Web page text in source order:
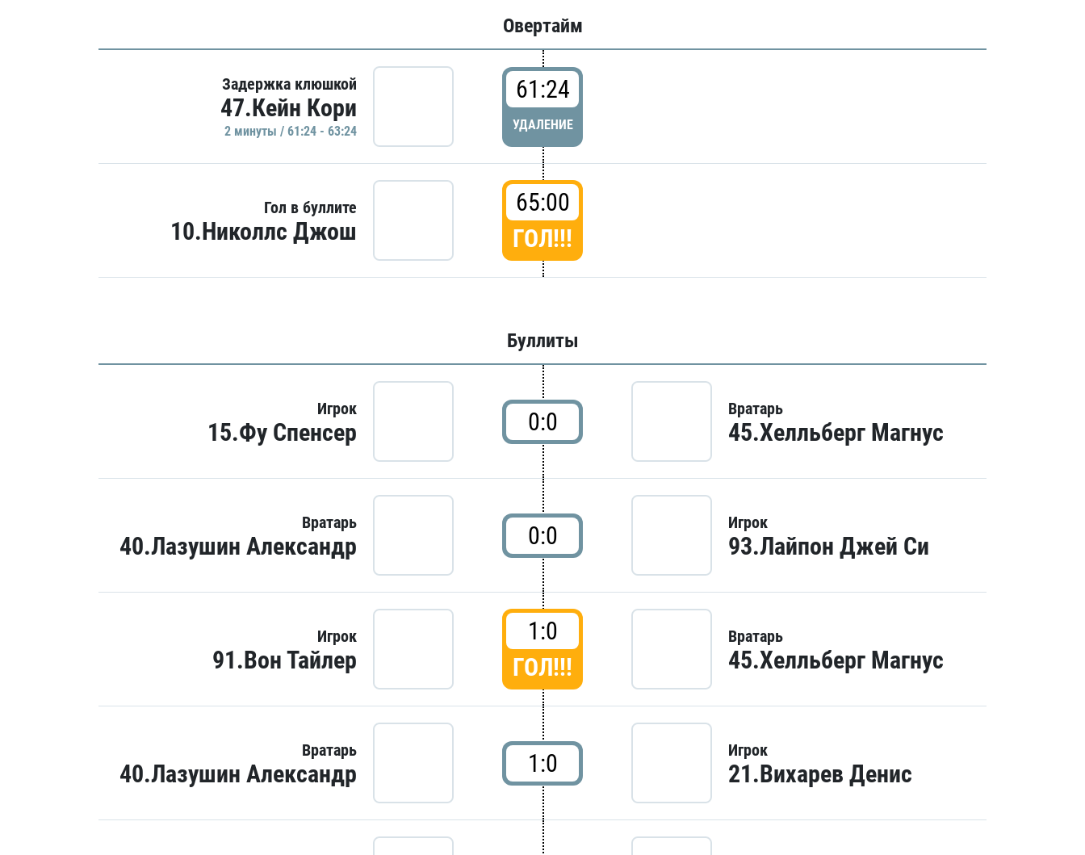
Овертайм
Задержка клюшкой
47.Кейн Кори
2 минуты / 61:24 - 63:24
61:24
УДАЛЕНИЕ
Гол в буллите
10.Николлс Джош
65:00
ГОЛ!!!
Буллиты
Игрок
15.Фу Спенсер 0:0 Вратарь
45.Хелльберг Магнус
Вратарь
40.Лазушин Александр 0:0 Игрок
93.Лайпон Джей Си
Игрок
91.Вон Тайлер
1:0
ГОЛ!!!
Вратарь
45.Хелльберг Магнус
Вратарь
40.Лазушин Александр 1:0 Игрок
21.Вихарев Денис